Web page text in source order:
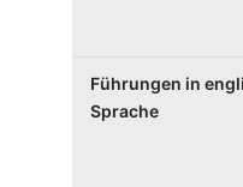
Führungen in
Sprache